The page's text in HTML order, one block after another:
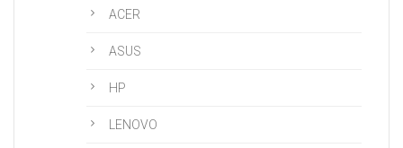
ACER
ASUS
HP
LENOVO